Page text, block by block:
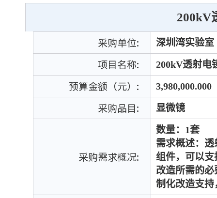
200kV
采购单位: 深圳湾实验室
项目名称: 200kV透射电
预算金额（元）: 3,980,000.000
采购品目: 显微镜
采购需求概况:
数量：1套
需求概述：
组件，可以
改造所需的
制化改造支